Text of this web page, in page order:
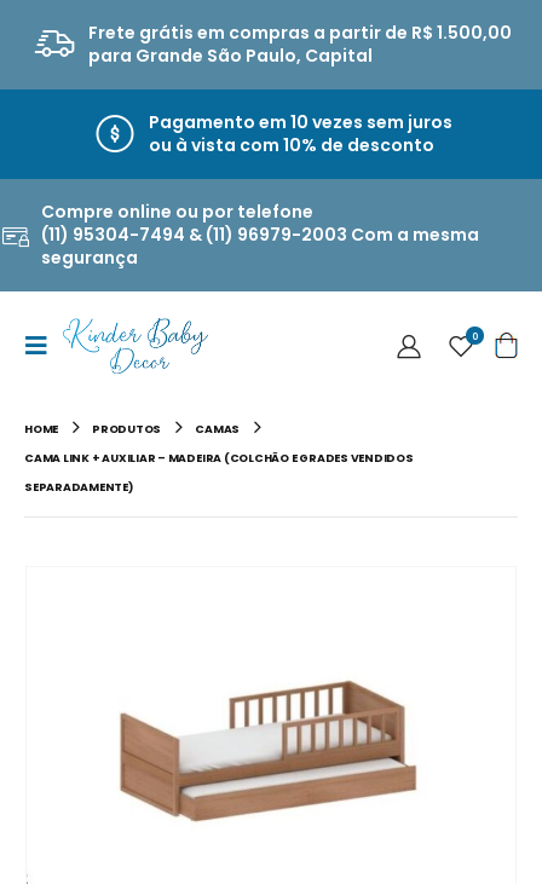
Frete grátis em compras a partir de R$ 1.500,00
para Grande São Paulo, Capital
Pagamento em 10 vezes sem juros
ou à vista com 10% de desconto
Compre online ou por telefone
(11) 95304-7494 & (11) 96979-2003 Com a mesma
segurança
0
HOME PRODUTOS
CAMAS
CAMA LINK + AUXILIAR – MADEIRA (COLCHÃO E GRADES VENDIDOS
SEPARADAMENTE)